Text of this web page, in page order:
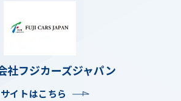
社フジカーズジャパン
サイトはこちら